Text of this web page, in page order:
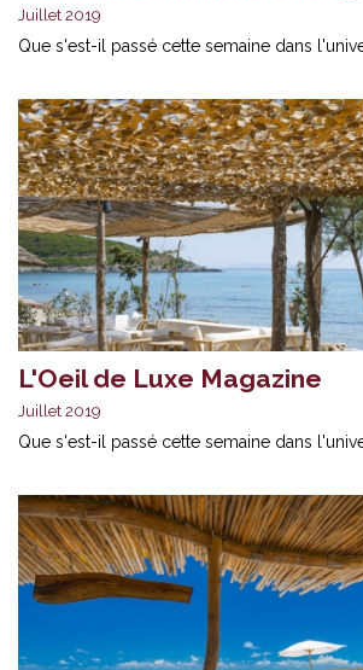
Juillet 2019
Que s'est-il passé cette semaine dans
L'Oeil de Luxe Magazine
Juillet 2019
Que s'est-il passé cette semaine dans